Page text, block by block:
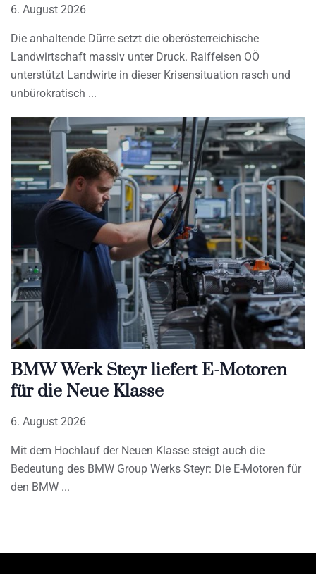
6. August 2026
Die anhaltende Dürre setzt die oberösterreichische
Landwirtschaft massiv unter Druck. Raiffeisen OÖ
unterstützt Landwirte in dieser Krisensituation rasch und
unbürokratisch
BMW Werk Steyr liefert E-Motoren
für die Neue Klasse
6. August 2026
Mit dem Hochlauf der Neuen Klasse steigt auch die
Bedeutung des BMW Group Werks Steyr: Die E-Motoren für
den BMW